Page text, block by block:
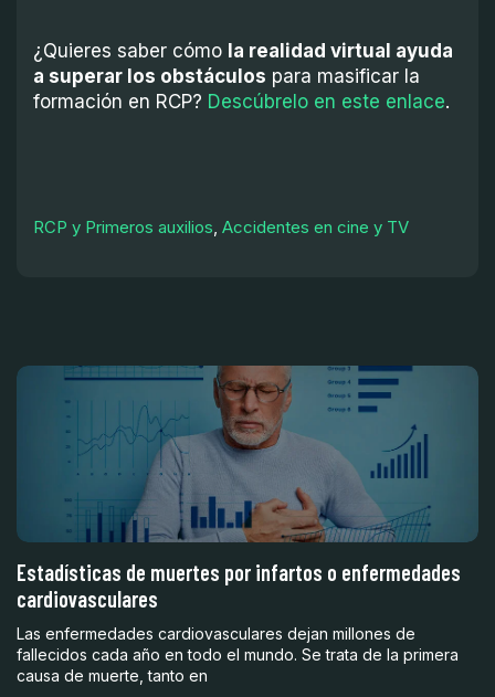
¿Quieres saber cómo la realidad virtual ayuda
a superar los obstáculos para masificar la
formación en RCP? Descúbrelo en este enlace.
RCP y Primeros auxilios, Accidentes en cine y TV
Estadísticas de muertes por infartos o enfermedades
cardiovasculares
Las enfermedades cardiovasculares dejan millones de
fallecidos cada año en todo el mundo. Se trata de la primera
causa de muerte, tanto en